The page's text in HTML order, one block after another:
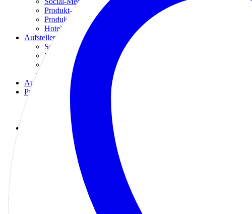
Produkt- & Flaschenanhänger
Produktetiketten
Hotel & Gastro Türanhänger
Aufsteller
Social-Media Aufsteller
Rollups Aufsteller
Kundenstopper
Tischschilder
Aufkleber
Premium Karten
Connect-Card
Danke Karten
Grußkarten
Stehtische
Teppiche & Fußmatten
Tischdecken & Läufer
Getränkespender
Kaffeemaschinen
Grills & Toaster